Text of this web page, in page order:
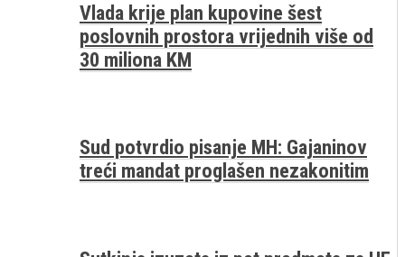
Vlada krije plan kupovine šest
poslovnih prostora vrijednih više od
30 miliona KM
Sud potvrdio pisanje MH: Gajaninov
treći mandat proglašen nezakonitim